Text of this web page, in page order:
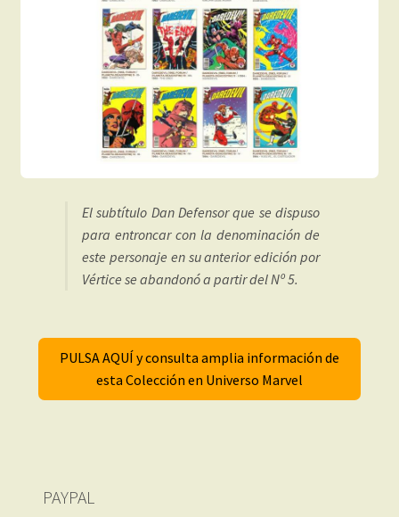
El subtítulo Dan Defensor que se dispuso
para entroncar con la denominación de
este personaje en su anterior edición por
Vértice se abandonó a partir del Nº 5.
PULSA AQUÍ y consulta amplia información de
esta Colección en Universo Marvel
PAYPAL